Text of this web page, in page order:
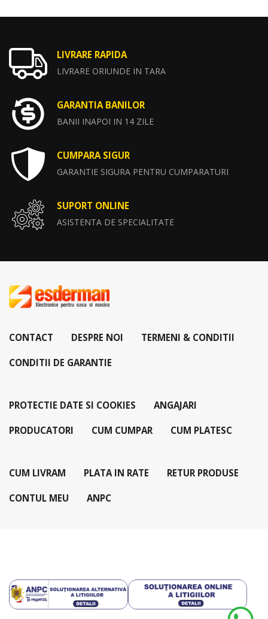
LIVRARE RAPIDA
LIVRARE ORIUNDE IN TARA
GARANTIA BANILOR
BANII INAPOI IN 14 ZILE
CUMPARA SIGUR
GARANTIE SIGURA PENTRU CUMPARATURI
SUPORT ONLINE
ASISTENTA DE SPECIALITATE
CONTACT DESPRE NOI TERMENI & CONDITII
CONDITII DE GARANTIE
PROTECTIE DATE SI COOKIES ANGAJARI
PRODUCATORI CUM CUMPAR CUM PLATESC
CUM LIVRAM PLATA IN RATE RETUR PRODUSE
CONTUL MEU ANPC